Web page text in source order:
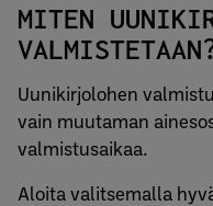
MITEN
Uunikirjolohen
vain muutaman
valmistusaikaa.
Aloita valitsemalla